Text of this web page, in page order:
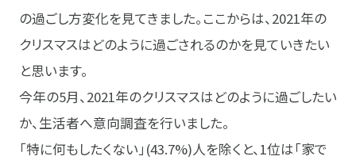
の過ごし方変化を見てきました。ここからは、2021年の
クリスマスはどのように過ごされるのかを見ていきたい
と思います。
今年の5月、2021年のクリスマスはどのように過ごしたい
か、生活者へ意向調査を行いました。
「特に何もしたくない」(43.7%)人を除くと、1位は「家で